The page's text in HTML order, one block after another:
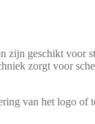
zijn geschikt
zorgt voor
van het logo of